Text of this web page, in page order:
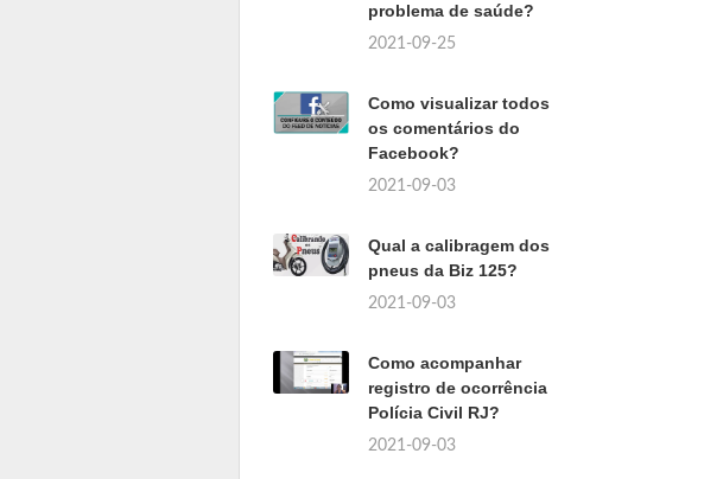
problema de saúde?
2021-09-25
Como visualizar todos
os comentários do
Facebook?
2021-09-03
Qual a calibragem dos
pneus da Biz 125?
2021-09-03
Como acompanhar
registro de ocorrência
Polícia Civil RJ?
2021-09-03